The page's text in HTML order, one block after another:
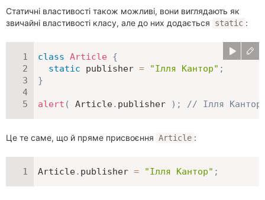
Статичні властивості також можливі, вони виглядають як
звичайні властивості класу, але до них додається
static :
class Article
{
static publisher = "Ілля Кантор" ;
}
alert ( Article. publisher ) ; // Ілля Кантор
Це те саме, що й пряме присвоєння Article :
Article. publisher = "Ілля Кантор" ;